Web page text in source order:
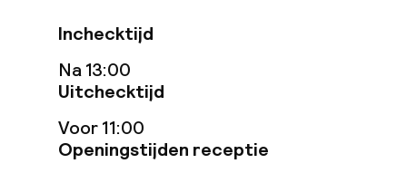
Faciliteiten en diensten voor kinderen
Babysitservice
Schoonmaakvoorzieningen
Inchecktijd
Na 13:00
Uitchecktijd
Voor 11:00
Openingstijden receptie